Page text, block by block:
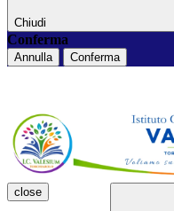
Chiudi
Conferma
Annulla Conferma
close